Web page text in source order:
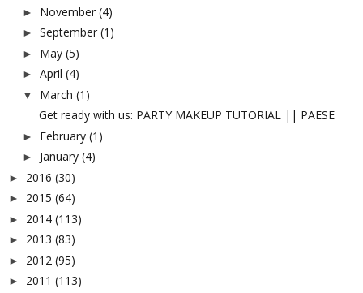
► November (4)
► September (1)
► May (5)
► April (4)
▼ March (1)
Get ready with us: PARTY MAKEUP TUTORIAL || PAESE
► February (1)
► January (4)
► 2016 (30)
► 2015 (64)
► 2014 (113)
► 2013 (83)
► 2012 (95)
► 2011 (113)